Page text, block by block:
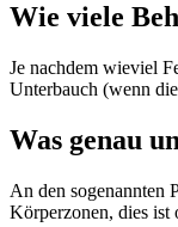
Wie viele
Je nachdem wieviel
Unterbauch (wenn
Was genau
An den sogenannten
Körperzonen, dies ist